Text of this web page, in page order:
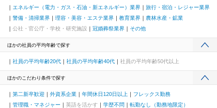
エネルギー（電力・ガス・石油・新エネルギー）業界
旅行・宿泊・レジャー業界
警備・清掃業界
理容・美容・エステ業界 教育業界
農林水産・鉱業
公社・官公庁・学校・研究施設
冠婚葬祭業界 その他
ほかの社員の平均年齢で探す
社員の平均年齢20代 社員の平均年齢40代 社員の平均年齢50代以上
ほかのこだわり条件で探す
第二新卒歓迎 外資系企業 年間休日120日以上
フレックス勤務
管理職・マネジャー
英語を活かす 学歴不問
転勤なし（勤務地限定）